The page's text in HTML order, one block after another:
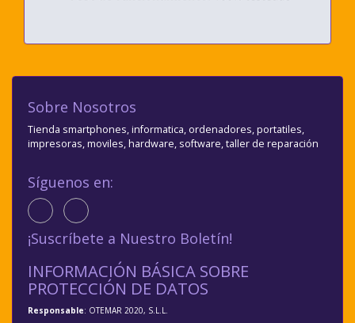
Sobre Nosotros
Tienda smartphones, informatica, ordenadores, portatiles,
impresoras, moviles, hardware, software, taller de reparación
Síguenos en:
¡Suscríbete a Nuestro Boletín!
INFORMACIÓN BÁSICA SOBRE
PROTECCIÓN DE DATOS
Responsable: OTEMAR 2020, S.L.L.